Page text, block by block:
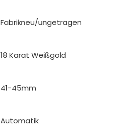
Fabrikneu/ungetragen
18 Karat Weißgold
41-45mm
Automatik